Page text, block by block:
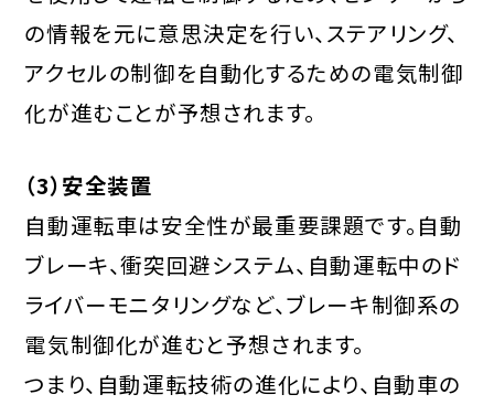
の情報を元に意思決定を行い、ステアリング、
アクセルの制御を自動化するための電気制御
化が進むことが予想されます。
（3）安全装置
自動運転車は安全性が最重要課題です。自動
ブレーキ、衝突回避システム、自動運転中のド
ライバーモニタリングなど、ブレーキ制御系の
電気制御化が進むと予想されます。
つまり、自動運転技術の進化により、自動車の